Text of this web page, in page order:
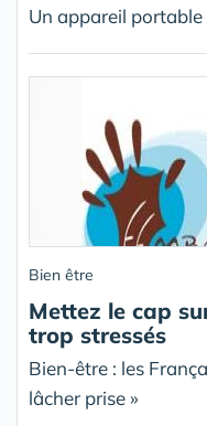
Un appareil portable
Bien être
Mettez le cap
trop stressés
Bien-être : les
lâcher prise »